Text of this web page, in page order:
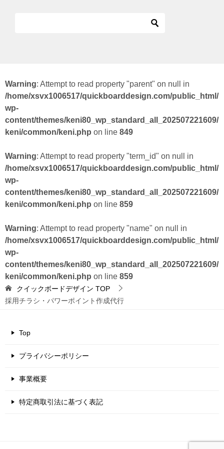
Warning: Attempt to read property "parent" on null in
/home/xsvx1006517/quickboarddesign.com/public_html/
wp-
content/themes/keni80_wp_standard_all_202507221609/
keni/common/keni.php on line 849
Warning: Attempt to read property "term_id" on null in
/home/xsvx1006517/quickboarddesign.com/public_html/
wp-
content/themes/keni80_wp_standard_all_202507221609/
keni/common/keni.php on line 859
Warning: Attempt to read property "name" on null in
/home/xsvx1006517/quickboarddesign.com/public_html/
wp-
content/themes/keni80_wp_standard_all_202507221609/
keni/common/keni.php on line 859
クイックボードデザイン TOP
採用チラシ・パワーポイント作成代行
Top
プライバシーポリシー
事業概要
特定商取引法に基づく表記